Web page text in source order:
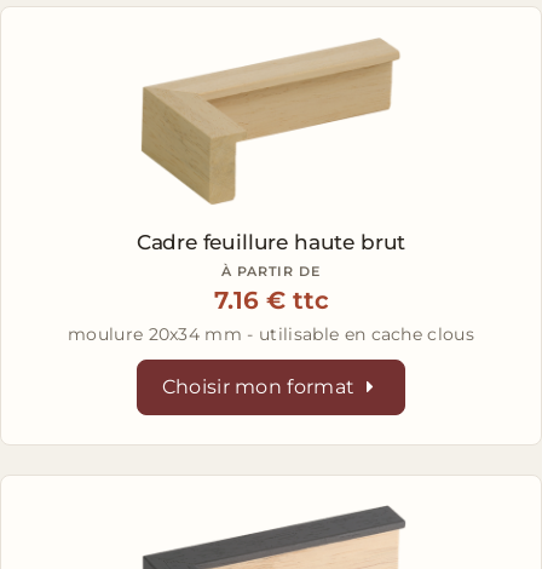
Cadre feuillure haute brut
À PARTIR DE
7.16 € ttc
moulure 20x34 mm - utilisable en cache clous
Choisir mon format